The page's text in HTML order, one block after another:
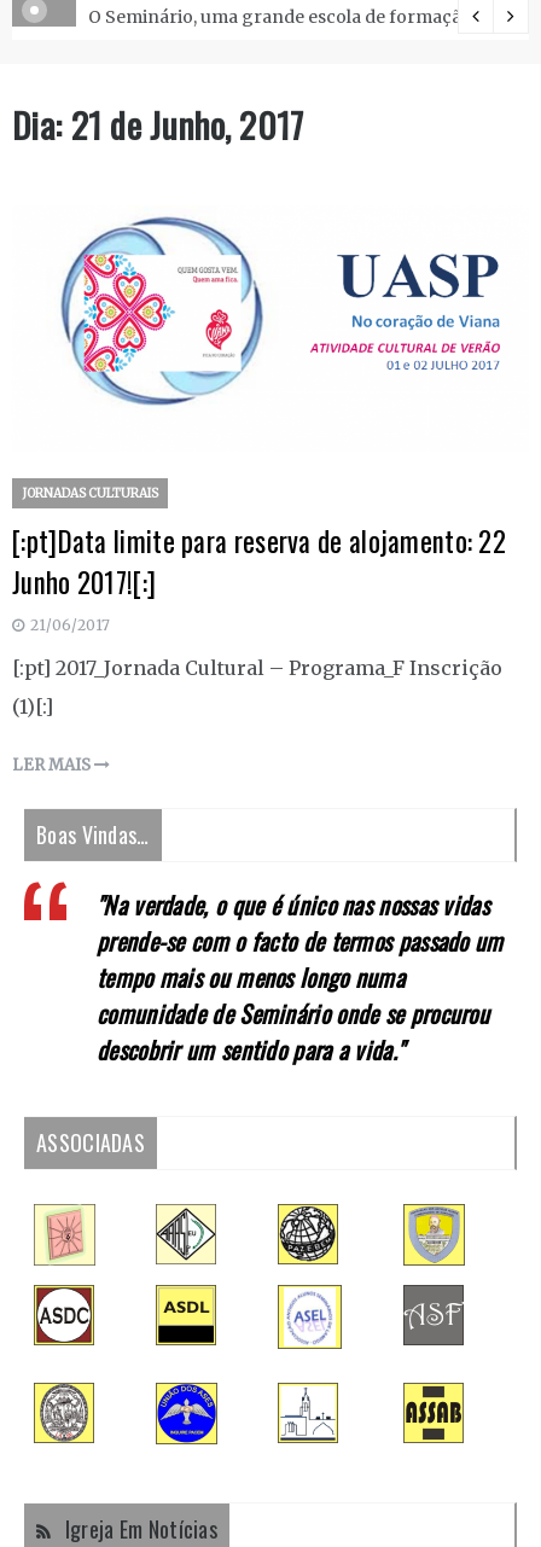
O Seminário, uma grande escola de formação.
Dia:21 de Junho, 2017
JORNADAS CULTURAIS
[:pt]Data limite para reserva de alojamento: 22
Junho 2017![:]
21/06/2017
[:pt] 2017_Jornada Cultural – Programa_F Inscrição
(1)[:]
LER MAIS
Boas Vindas…
"Na verdade, o que é único nas nossas vidas
prende-se com o facto de termos passado um
tempo mais ou menos longo numa
comunidade de Seminário onde se procurou
descobrir um sentido para a vida."
ASSOCIADAS
Igreja Em Notícias